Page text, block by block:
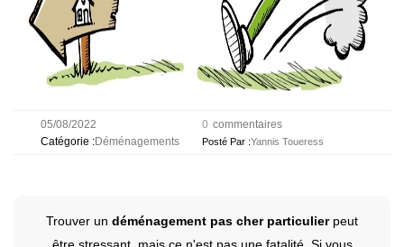
05/08/2022
Catégorie :Déménagements Posté Par :Yannis Toueress
0 commentaires
Trouver un déménagement pas cher particulierpeut